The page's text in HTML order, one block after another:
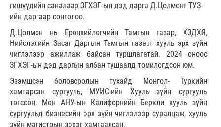
гишүүдийн саналаар ЗГХЭГ-ын дэд дарга Д.Цолмонг ТУЗ-
ийн даргаар сонголоо.
Д.Цолмон нь Ерөнхийлөгчийн Тамгын газар, ХЗДХЯ,
Нийслэлийн Засаг Даргын Тамгын газарт хууль эрх зүйн
чиглэлээр ажиллаж байсан туршлагатай. 2024 оноос
ЗГХЭГ-ын дэд даргын албан тушаалд томилогдсон юм.
Эзэмшсэн боловсролын тухайд Монгол- Туркийн
хамтарсан сургууль, МУИС-ийн Хууль зүйн сургууль
төгссөн. Мөн АНУ-ын Калифорнийн Беркли хууль зүйн
сургуульд бизнесийн эрх зүйн чиглэлээр суралцаж, хууль
зүйн магистрын зэрэг хамгаалсан.